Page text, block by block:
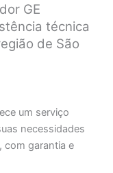
GE
técnica
de São
um serviço
necessidades
com garantia e